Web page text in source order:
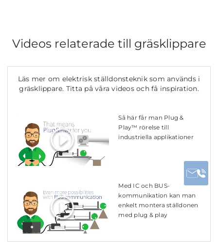
Videos relaterade till gräsklippare
Läs mer om elektrisk ställdonsteknik som används i
gräsklippare. Titta på våra videos och få inspiration.
Så här får man Plug &
Play™ rörelse till
industriella applikationer
Med IC och BUS-
kommunikation kan man
enkelt montera ställdonen
med plug & play